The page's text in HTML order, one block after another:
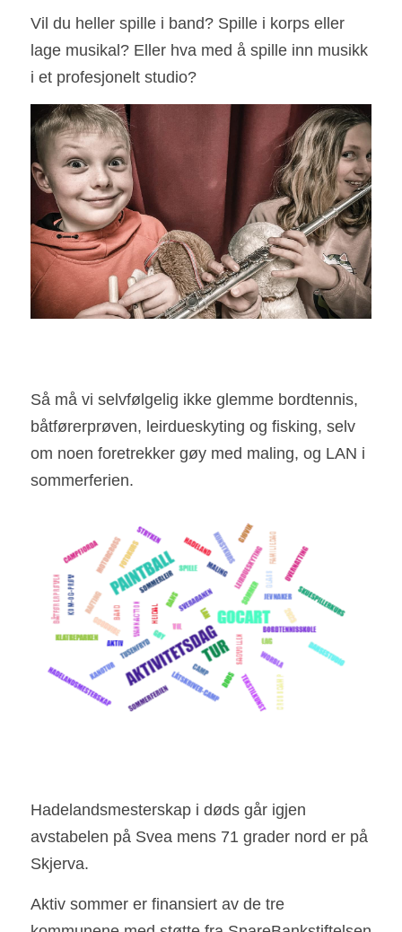
Vil du heller spille i band? Spille i korps eller
lage musikal? Eller hva med å spille inn musikk
i et profesjonelt studio?
Så må vi selvfølgelig ikke glemme bordtennis,
båtførerprøven, leirdueskyting og fisking, selv
om noen foretrekker gøy med maling, og LAN i
sommerferien.
Hadelandsmesterskap i døds går igjen
avstabelen på Svea mens 71 grader nord er på
Skjerva.
Aktiv sommer er finansiert av de tre